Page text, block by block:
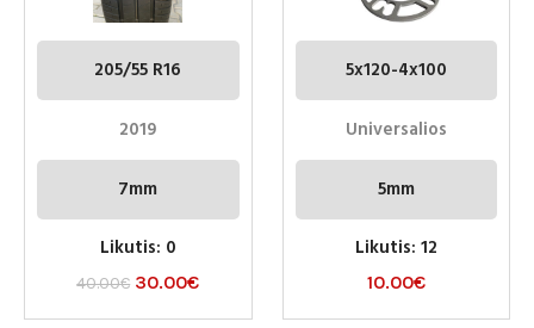
205/55 R16
2019
7mm
Likutis: 0
40.00€ 30.00€
5x120-4x100
Universalios
5mm
Likutis: 12
10.00€